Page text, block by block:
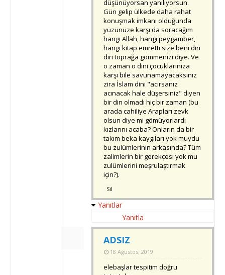
düşünüyorsan yanılıyorsun.
Gün gelip ülkede daha rahat
konuşmak imkanı olduğunda
yüzünüze karşı da soracağım
hangi Allah, hangi peygamber,
hangi kitap emretti size beni diri
diri toprağa gömmenizi diye. Ve
o zaman o dini çocuklarınıza
karşı bile savunamayacaksınız
zira İslam dini "acırsanız
acınacak hale düşersiniz" diyen
bir din olmadı hiç bir zaman (bu
arada cahiliye Arapları zevk
olsun diye mi gömüyorlardı
kızlarını acaba? Onların da bir
takım beka kaygıları yok muydu
bu zulümlerinin arkasında? Tüm
zalimlerin bir gerekçesi yok mu
zulümlerini meşrulaştırmak
için?).
Sil
Yanıtlar
Yanıtla
ADSIZ
18 Ağustos, 2019
elebaşlar tespitim doğru